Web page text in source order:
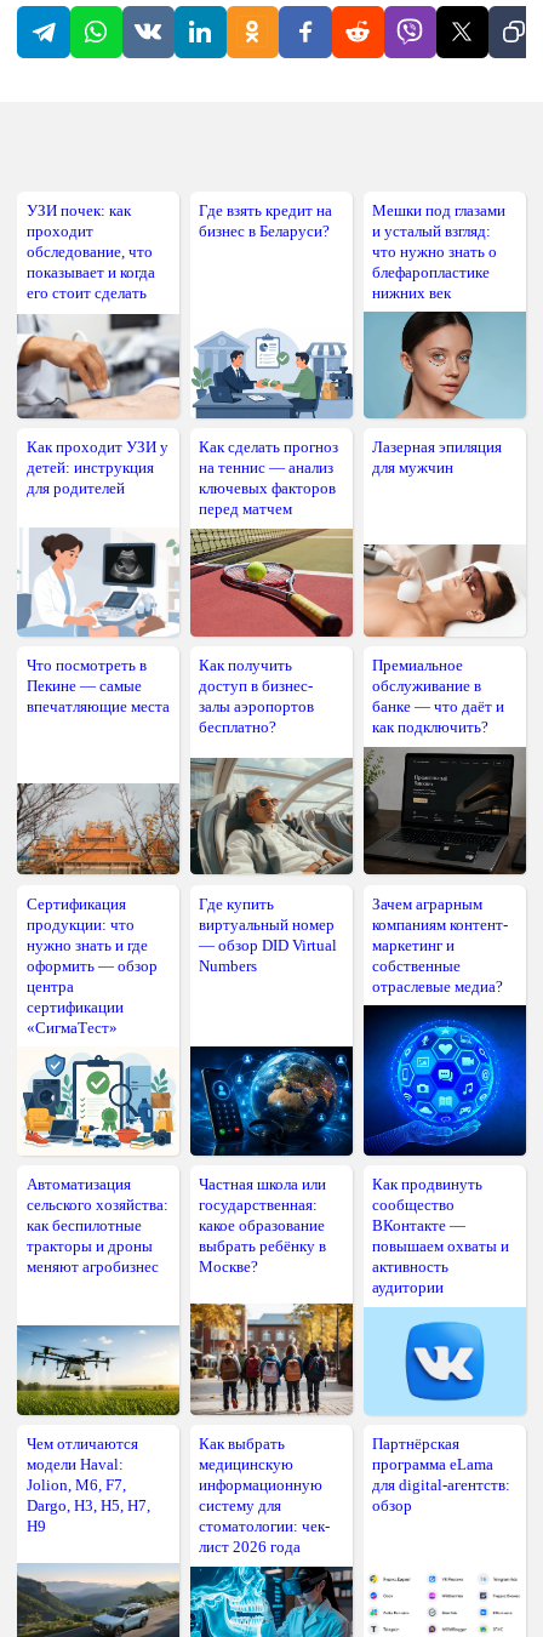
УЗИ почек: как
проходит
обследование, что
показывает и когда
его стоит сделать
Где взять кредит на
бизнес в Беларуси?
Мешки под глазами
и усталый взгляд:
что нужно знать о
блефаропластике
нижних век
Как проходит УЗИ у
детей: инструкция
для родителей
Как сделать прогноз
на теннис — анализ
ключевых факторов
перед матчем
Лазерная эпиляция
для мужчин
Что посмотреть в
Пекине — самые
впечатляющие места
Как получить
доступ в бизнес-
залы аэропортов
бесплатно?
Премиальное
обслуживание в
банке — что даёт и
как подключить?
Сертификация
продукции: что
нужно знать и где
оформить — обзор
центра
сертификации
«СигмаТест»
Где купить
виртуальный номер
— обзор DID Virtual
Numbers
Зачем аграрным
компаниям контент-
маркетинг и
собственные
отраслевые медиа?
Автоматизация
сельского хозяйства:
как беспилотные
тракторы и дроны
меняют агробизнес
Частная школа или
государственная:
какое образование
выбрать ребёнку в
Москве?
Как продвинуть
сообщество
ВКонтакте —
повышаем охваты и
активность
аудитории
Чем отличаются
модели Haval:
Jolion, M6, F7,
Dargo, H3, H5, H7,
H9
Как выбрать
медицинскую
информационную
систему для
стоматологии: чек-
лист 2026 года
Партнёрская
программа eLama
для digital-агентств:
обзор